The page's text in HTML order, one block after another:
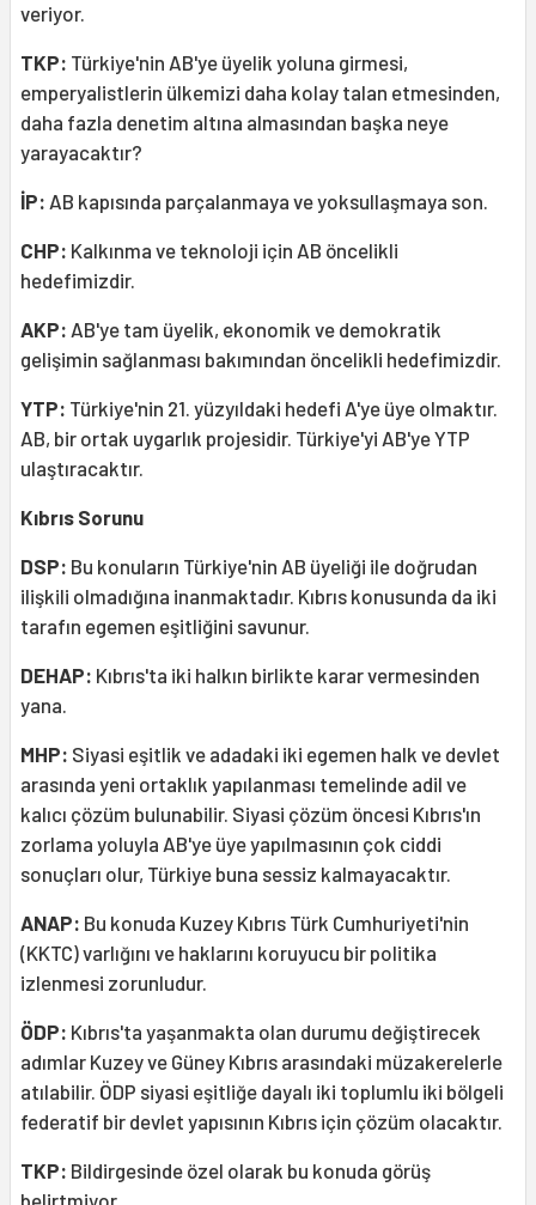
veriyor.
TKP: Türkiye'nin AB'ye üyelik yoluna girmesi,
emperyalistlerin ülkemizi daha kolay talan etmesinden,
daha fazla denetim altına almasından başka neye
yarayacaktır?
İP: AB kapısında parçalanmaya ve yoksullaşmaya son.
CHP: Kalkınma ve teknoloji için AB öncelikli
hedefimizdir.
AKP: AB'ye tam üyelik, ekonomik ve demokratik
gelişimin sağlanması bakımından öncelikli hedefimizdir.
YTP: Türkiye'nin 21. yüzyıldaki hedefi A'ye üye olmaktır.
AB, bir ortak uygarlık projesidir. Türkiye'yi AB'ye YTP
ulaştıracaktır.
Kıbrıs Sorunu
DSP: Bu konuların Türkiye'nin AB üyeliği ile doğrudan
ilişkili olmadığına inanmaktadır. Kıbrıs konusunda da iki
tarafın egemen eşitliğini savunur.
DEHAP: Kıbrıs'ta iki halkın birlikte karar vermesinden
yana.
MHP: Siyasi eşitlik ve adadaki iki egemen halk ve devlet
arasında yeni ortaklık yapılanması temelinde adil ve
kalıcı çözüm bulunabilir. Siyasi çözüm öncesi Kıbrıs'ın
zorlama yoluyla AB'ye üye yapılmasının çok ciddi
sonuçları olur, Türkiye buna sessiz kalmayacaktır.
ANAP: Bu konuda Kuzey Kıbrıs Türk Cumhuriyeti'nin
(KKTC) varlığını ve haklarını koruyucu bir politika
izlenmesi zorunludur.
ÖDP: Kıbrıs'ta yaşanmakta olan durumu değiştirecek
adımlar Kuzey ve Güney Kıbrıs arasındaki müzakerelerle
atılabilir. ÖDP siyasi eşitliğe dayalı iki toplumlu iki bölgeli
federatif bir devlet yapısının Kıbrıs için çözüm olacaktır.
TKP: Bildirgesinde özel olarak bu konuda görüş
belirtmiyor.